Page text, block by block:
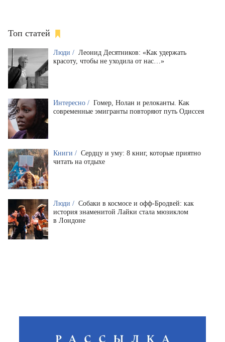
Топ статей
Люди / Леонид Десятников: «Как удержать
красоту, чтобы не уходила от нас…»
Интересно / Гомер, Нолан и релоканты. Как
современные эмигранты повторяют путь Одиссея
Книги / Сердцу и уму: 8 книг, которые приятно
читать на отдыхе
Люди / Собаки в космосе и офф-Бродвей: как
история знаменитой Лайки стала мюзиклом
в Лондоне